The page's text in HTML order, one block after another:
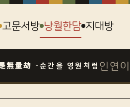
고문서방 낭월한담 지대방
無量劫 -순간을 영원처럼 인연